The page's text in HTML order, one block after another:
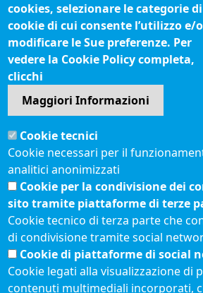
IBAN pagamenti alla CCIAA
Questionari soddisfazione utenti
Seguici su
Sito web
Accesso riservato
Mappa del sito
Redazione
Statistiche di accesso
Visite totali al portale: 2642081
Menù privacy
Feed RSS
cookies, selezionare le categorie di
cookie di cui consente l’utilizzo e/o
modificare le Sue preferenze. Per
vedere la Cookie Policy completa,
clicchi
Maggiori Informazioni
Cookie tecnici
Cookie necessari per il
analitici anonimizzati
Cookie per la condivisione dei
sito tramite piattaforme di terze
Cookie tecnico di terza parte che
di condivisione tramite social
Cookie di piattaforme di social
Cookie legati alla visualizzazione di
contenuti multimediali incorporati,